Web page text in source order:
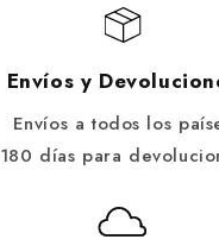
Envíos y
Envíos a todos los
180 días para